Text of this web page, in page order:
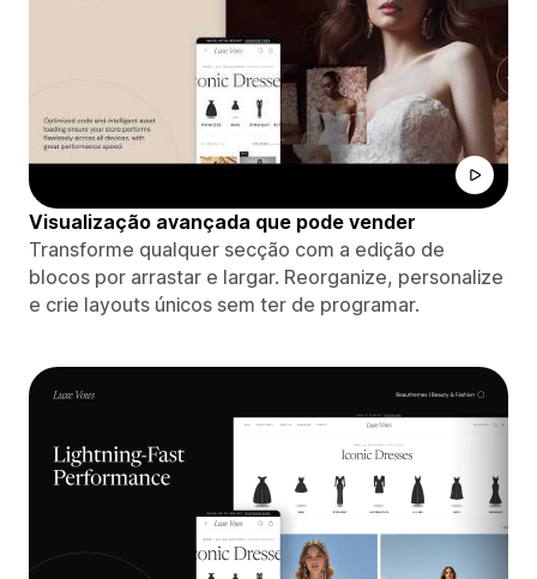
Visualização avançada que pode vender
Transforme qualquer secção com a edição de
blocos por arrastar e largar. Reorganize, personalize
e crie layouts únicos sem ter de programar.